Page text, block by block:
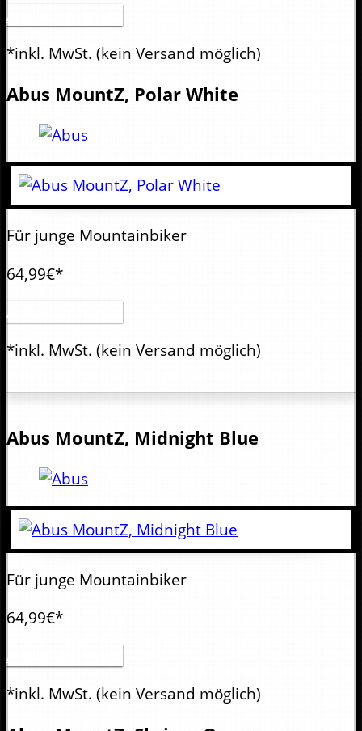
Artikel anzeigen
*inkl. MwSt. (kein Versand möglich)
Abus MountZ, Polar White
Für junge Mountainbiker
64,99€*
Artikel anzeigen
*inkl. MwSt. (kein Versand möglich)
Abus MountZ, Midnight Blue
Für junge Mountainbiker
64,99€*
Artikel anzeigen
*inkl. MwSt. (kein Versand möglich)